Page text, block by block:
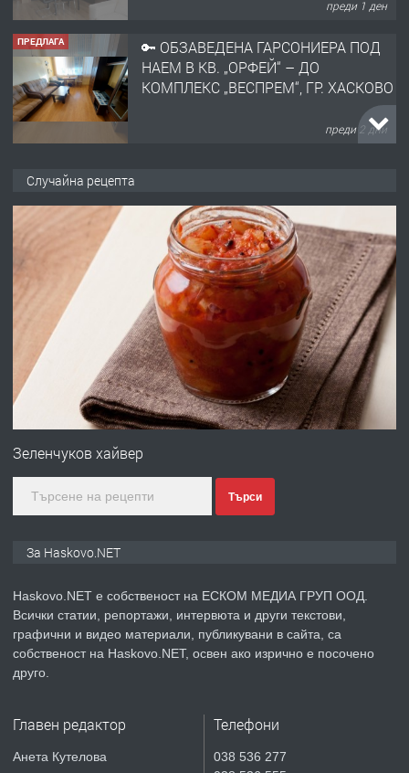
преди 2 дни
ПРЕДЛАГА
НАПЪЛНО ОБЗАВЕДЕН И
ОБОРУДВАН ТРИСТАЕН
АПАРТАМЕНТ В ЦЕНТЪРА НА ГР.
преди 3 дни
преди 3 дни
ПРЕДЛАГА
№4120 Магазин/Офис под наем в кв.
Любен Каравелов, Хасково-близо до
градската градина!
преди 4 дни
ПРОСТОРЕН ТРИСТАЕН
АПАРТАМЕНТ В НОВА СГРАДА КВ.
асфалт 0889 537 426
преди 4 дни
Случайна рецепта
Зеленчуков хайвер
Търси
За Haskovo.NET
Haskovo.NET е собственост на ЕСКОМ МЕДИА ГРУП ООД.
Всички статии, репортажи, интервюта и други текстови,
графични и видео материали, публикувани в сайта, са
собственост на Haskovo.NET, освен ако изрично е посочено
друго.
Главен редактор
Анета Кутелова
Телефони
038 536 277